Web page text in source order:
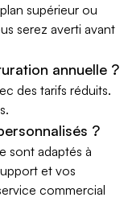
supérieur ou
serez averti avant
annuelle ?
des tarifs réduits.
?
sont adaptés à
et vos
commercial